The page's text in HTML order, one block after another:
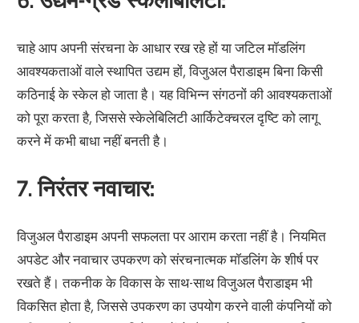
चाहे आप अपनी संरचना के आधार रख रहे हों या जटिल मॉडलिंग
आवश्यकताओं वाले स्थापित उद्यम हों, विजुअल पैराडाइम बिना किसी
कठिनाई के स्केल हो जाता है। यह विभिन्न संगठनों की आवश्यकताओं
को पूरा करता है, जिससे स्केलेबिलिटी आर्किटेक्चरल दृष्टि को लागू
करने में कभी बाधा नहीं बनती है।
7. निरंतर नवाचार:
विजुअल पैराडाइम अपनी सफलता पर आराम करता नहीं है। नियमित
अपडेट और नवाचार उपकरण को संरचनात्मक मॉडलिंग के शीर्ष पर
रखते हैं। तकनीक के विकास के साथ-साथ विजुअल पैराडाइम भी
विकसित होता है, जिससे उपकरण का उपयोग करने वाली कंपनियों को